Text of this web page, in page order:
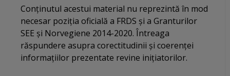
Conținutul acestui material nu reprezintă în mod
necesar poziția oficială a FRDS și a Granturilor
SEE și Norvegiene 2014-2020. Întreaga
răspundere asupra corectitudinii și coerenței
informațiilor prezentate revine inițiatorilor.